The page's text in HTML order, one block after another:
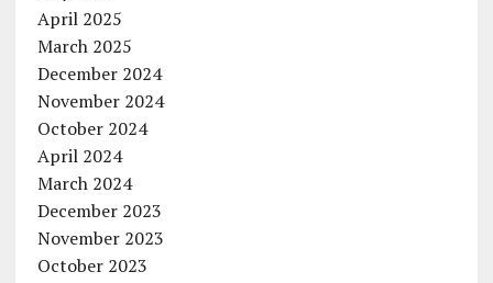
April 2025
March 2025
December 2024
November 2024
October 2024
April 2024
March 2024
December 2023
November 2023
October 2023